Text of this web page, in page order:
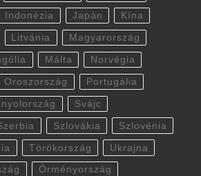
Indonézia Japán Kína
Litvánia Magyarország
Málta Norvégia
Oroszország Portugália
Svájc
Szlovákia Szlovénia
Törökország Ukrajna
Örményország